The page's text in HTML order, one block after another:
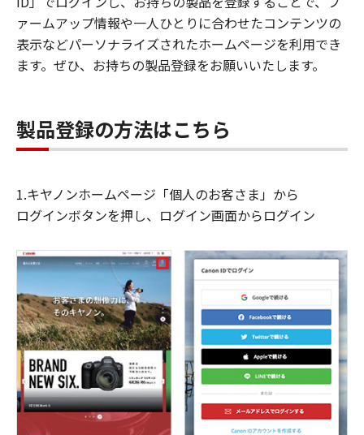
ァームアップ情報や一人ひとりに合わせたコンテンツの
表示などパーソナライズされたホームページを利用でき
ます。ぜひ、お持ちの製品登録をお願いいたします。
製品登録の方法はこちら
1.キヤノンホームページ「個人のお客さま」から
ログインボタンを押し、ログイン画面からログイン